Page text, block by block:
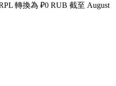
約
轉換為 ₽0 RUB 截至 August